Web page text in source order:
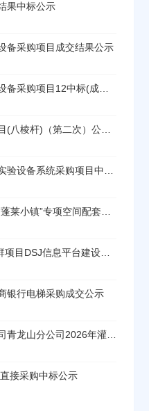
果中标公示
备采购项目成交结果公示
长春工业大学教学与科研仪器设备采购项目12中标(成交)结果公告
平安油田卡口增补设备购置项目(八棱杆)（第二次）公开询比转直接采购公示
浙江理工大学高精度恒温恒湿实验设备系统采购项目中标(成交)结果公告
上海市黄浦区蓬莱路第二小学“蓬莱小镇”专项空间配套设备项目中标（成交）结果公告
2026年嘉黎县MNYSTSCY集群项目DSJ信息平台建设项目设备采购项目公开询比转直接采购公示
银行电梯采购成交公示
黑龙江北大荒农业股份有限公司青龙山分公司2026年灌溉设备购置项目成交公告
接采购中标公示